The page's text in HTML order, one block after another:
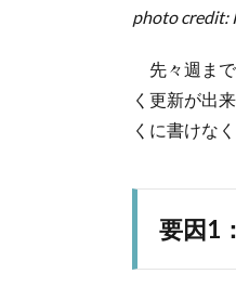
純に
かっ
た
1.2.
ライ
ブラ
リが
photo credit:
先々週ま
く更新が出
くに書けな
要因1